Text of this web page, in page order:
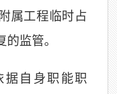
属工程临时占
监管。
据自身职能职